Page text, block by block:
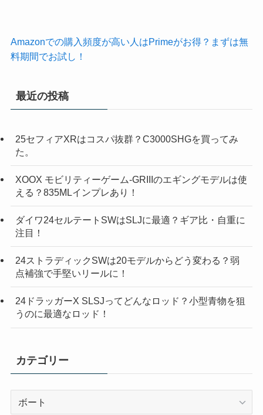
Amazonでの購入頻度が高い人はPrimeがお得？まずは無
料期間でお試し！
最近の投稿
25セフィアXRはコスパ抜群？C3000SHGを買ってみ
た。
XOOX モビリティーゲーム-GRIIIのエギングモデルは使
える？835MLインプレあり！
ダイワ24セルテートSWはSLJに最適？ギア比・自重に
注目！
24ストラディックSWは20モデルからどう変わる？弱
点補強で手堅いリールに！
24ドラッガーX SLSJってどんなロッド？小型青物を狙
うのに最適なロッド！
カテゴリー